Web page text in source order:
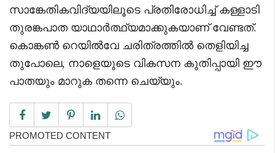
സാങ്കേതികവിദ്യയിലൂടെ പ്രതിരോധിച്ച് കള്ളാടി
തുരങ്കപാത യാഥാർത്ഥ്യമാക്കുകയാണ് വേണ്ടത്.
കൊങ്കൺ റെയിൽവേ ചരിത്രത്തിൽ തെളിയിച്ച
തുപോലെ, നാളെയുടെ വികസന കുതിപ്പായി ഈ
പാതയും മാറുക തന്നെ ചെയ്യും.